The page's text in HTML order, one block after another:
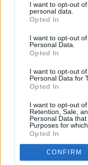
I want to opt-out
personal data.
Opted In
I want to opt-out
Personal Data.
Opted In
I want to opt-out
Personal Data for
Opted In
I want to opt-out
Retention, Sale,
Personal Data
Purposes for
Opted In
CONFIRM
CHIOS FORUM:
κατέκλυσε το